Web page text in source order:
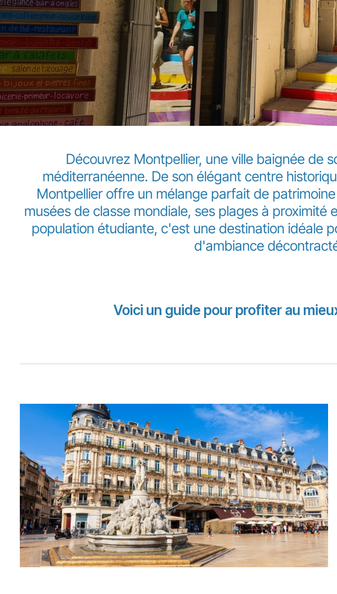
Découvrez Montpellier, une ville baignée de
méditerranéenne. De son élégant centre
Montpellier offre un mélange parfait de
musées de classe mondiale, ses plages à
population étudiante, c'est une destination idéale
d'ambiance
Voici un guide pour profiter au